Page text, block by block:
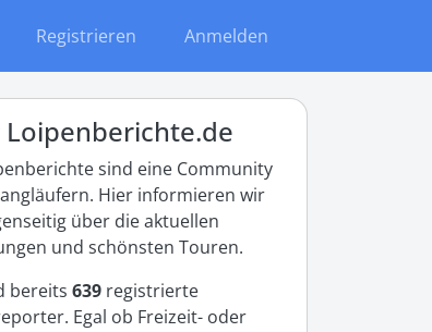
Registrieren Anmelden
Loipenberichte.de
sind eine Community
Hier informieren wir
über die aktuellen
und schönsten Touren.
bereits 639 registrierte
Egal ob Freizeit- oder